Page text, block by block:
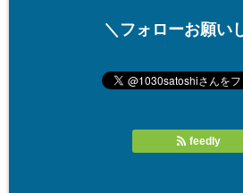
＼フォローお願い
feedly